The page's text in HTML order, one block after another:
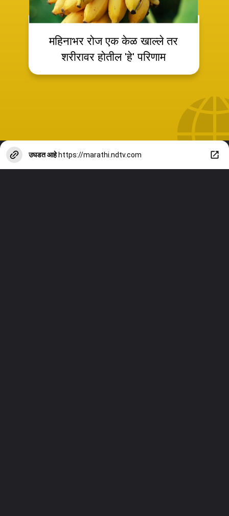
महिनाभर रोज एक केळ खाल्ले तर
शरीरावर होतील 'हे' परिणाम
उघडत आहे https://marathi.ndtv.com